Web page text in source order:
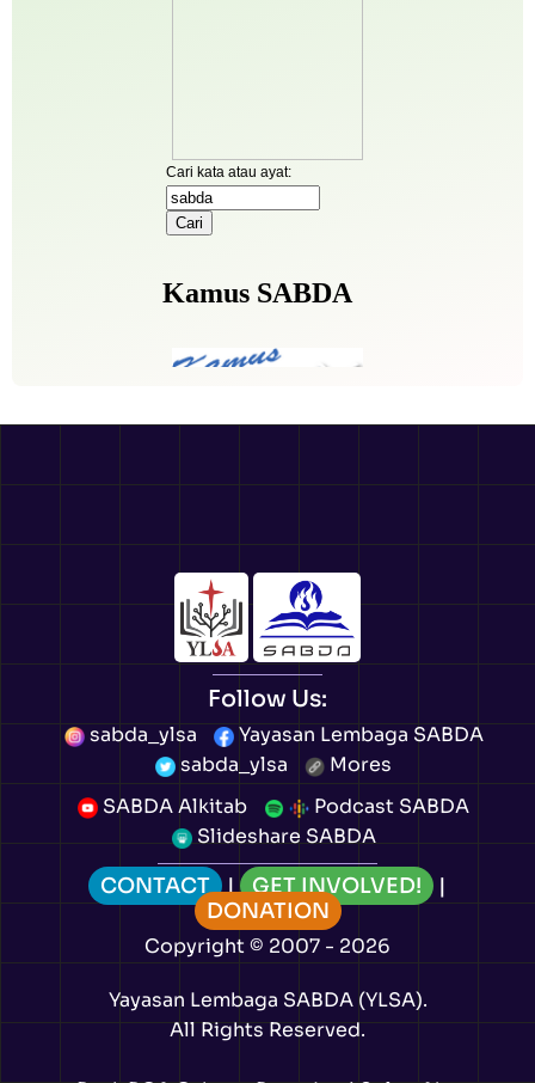
Follow Us:
sabda_ylsa
Yayasan Lembaga SABDA
sabda_ylsa
Mores
SABDA Alkitab
Podcast SABDA
Slideshare SABDA
CONTACT | GET INVOLVED!
|
DONATION
Copyright© 2007 - 2026
Yayasan Lembaga SABDA (YLSA).
All Rights Reserved.